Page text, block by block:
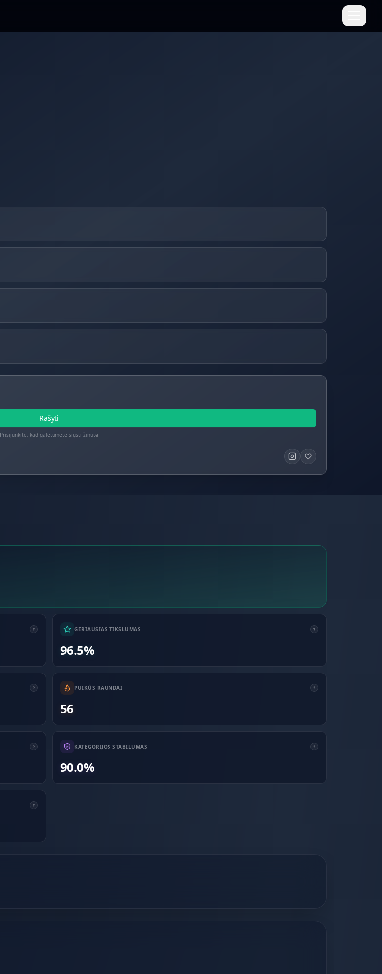
Rašyti
Prisijunkite, kad galėtumėte siųsti žinutę
GERIAUSIAS TIKSLUMAS
96.5%
PUIKŪS RAUNDAI
56
KATEGORIJOS STABILUMAS
90.0%